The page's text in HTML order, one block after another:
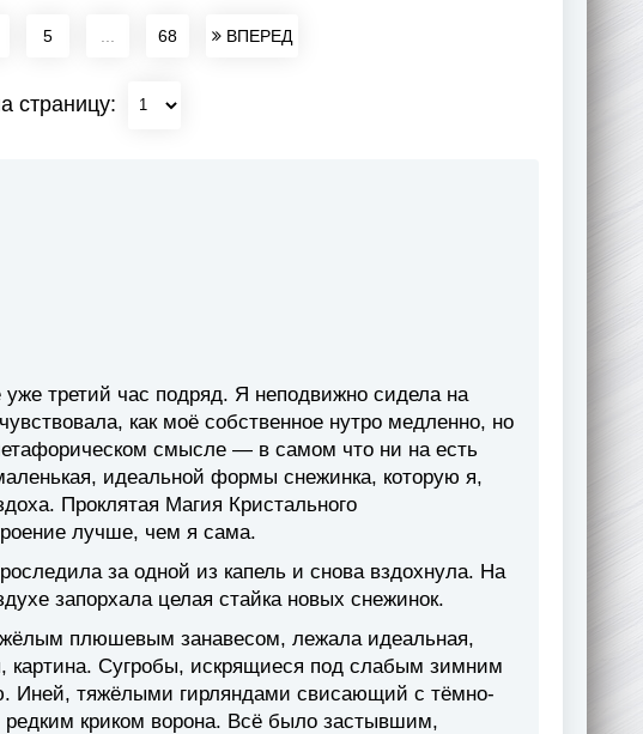
5 68 ВПЕРЕД
страницу:
третий час подряд. Я неподвижно сидела на
как моё собственное нутро медленно, но
смысле — в самом что ни на есть
идеальной формы снежинка, которую я,
Проклятая Магия Кристального
лучше, чем я сама.
за одной из капель и снова вздохнула. На
запорхала целая стайка новых снежинок.
плюшевым занавесом, лежала идеальная,
картина. Сугробы, искрящиеся под слабым зимним
Иней, тяжёлыми гирляндами свисающий с тёмно-
криком ворона. Всё было застывшим,